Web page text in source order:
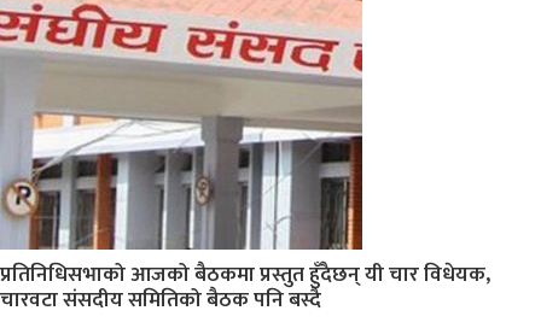
प्रतिनिधिसभाको आजको बैठकमा प्रस्तुत हुँदैछन् यी चार विधेयक,
चारवटा संसदीय समितिको बैठक पनि बस्दै